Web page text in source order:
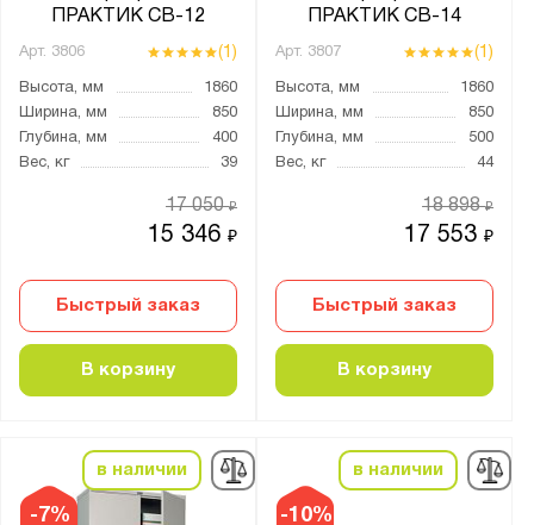
ПРАКТИК СВ-12
Арт. 3806 (1)
Высота, мм
1860
Ширина, мм
850
Глубина, мм
400
Вес, кг
39
15 346₽
17 050₽
Быстрый заказ
В корзину
ПРАКТИК СВ-14
Арт. 3807 (1)
Высота, мм
1860
Ширина, мм
850
Глубина, мм
500
Вес, кг
44
17 553₽
18 898₽
Быстрый заказ
В корзину
-7%
в наличии
-10%
в наличии
Количество дверей:
1
4
Количество секций:
2
Тип дверцы:
Купе
Распашная